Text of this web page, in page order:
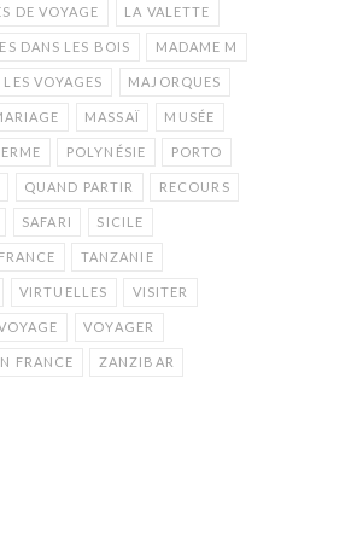
DE VOYAGE LA VALETTE
DANS LES BOIS MADAME M
VOYAGES MAJORQUES
MASSAÏ MUSÉE
POLYNÉSIE PORTO
QUAND PARTIR RECOURS
SAFARI SICILE
TANZANIE
VIRTUELLES VISITER
VOYAGER
FRANCE ZANZIBAR